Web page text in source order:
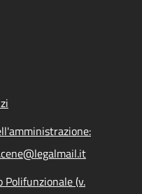
Polifunzionale (v.